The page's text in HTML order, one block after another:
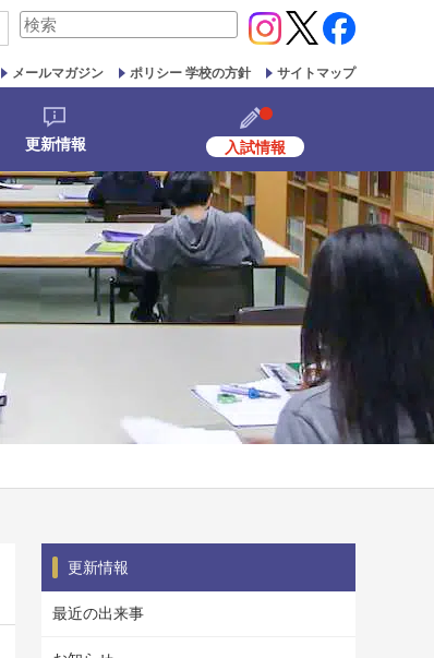
検
対
象:
メールマガジン ポリシー 学校の方針 サイトマップ
更新情報 入試情報
更新情報
最近の出来事